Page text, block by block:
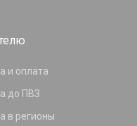
и оплата
до ПВЗ
в регионы